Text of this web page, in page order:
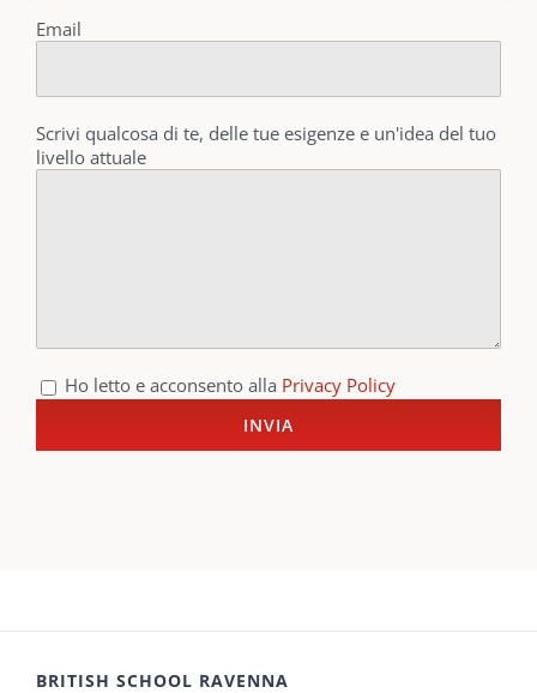
Email
Scrivi qualcosa di te, delle tue esigenze e un'idea del tuo
livello attuale
Ho letto e acconsento alla Privacy Policy
BRITISH SCHOOL RAVENNA